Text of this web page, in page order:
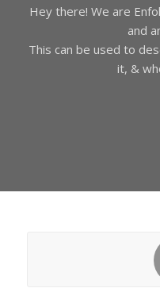
Hey there! We are
and
This can be used to
it, &